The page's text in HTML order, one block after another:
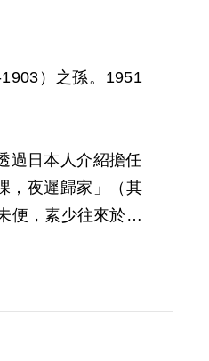
）之孫。1951
過日本人介紹擔任
，夜遲歸家」（其
便，素少往來於平